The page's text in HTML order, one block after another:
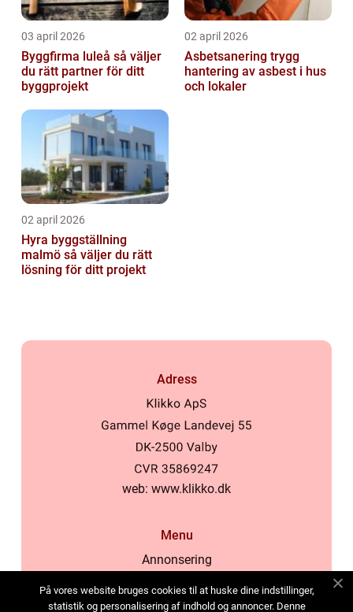
03 april 2026
Byggfirma luleå så väljer
du rätt partner för ditt
byggprojekt
02 april 2026
Asbetsanering trygg
hantering av asbest i hus
och lokaler
02 april 2026
Hyra byggställning
malmö så väljer du rätt
lösning för ditt projekt
Adress
web: www.klikko.dk
Menu
Annonsering
Cookies
På vores website bruges cookies til at huske dine indstillinger,
statistik og personalisering af indhold og annoncer. Denne